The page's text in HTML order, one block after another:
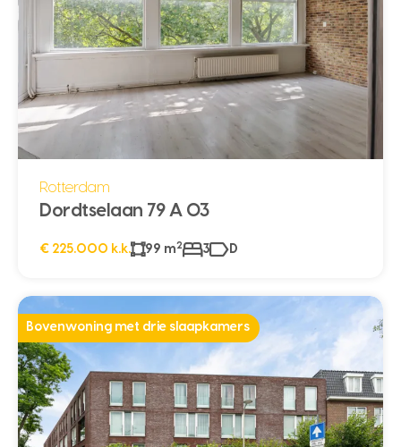
Rotterdam
Dordtselaan 79 A 03
€ 225.000 k.k. 99 m2 3 D
Bovenwoning met drie slaapkamers